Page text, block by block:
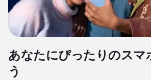
あなたにぴったりのスマ
う